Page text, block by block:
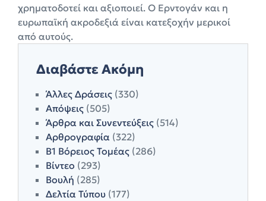
χρηματοδοτεί και αξιοποιεί. Ο Ερντογάν και η
ευρωπαϊκή ακροδεξιά είναι κατεξοχήν μερικοί
από αυτούς.
Διαβάστε Ακόμη
Άλλες Δράσεις (330)
Απόψεις (505)
Άρθρα και Συνεντεύξεις (514)
Αρθρογραφία (322)
Β1 Βόρειος Τομέας (286)
Βίντεο (293)
Βουλή (285)
Δελτία Τύπου (177)